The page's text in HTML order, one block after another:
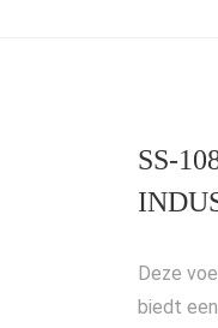
SS-
Deze
biedt